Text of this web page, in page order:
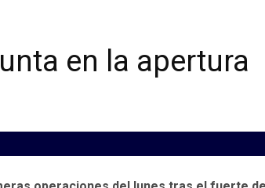
en la apertura